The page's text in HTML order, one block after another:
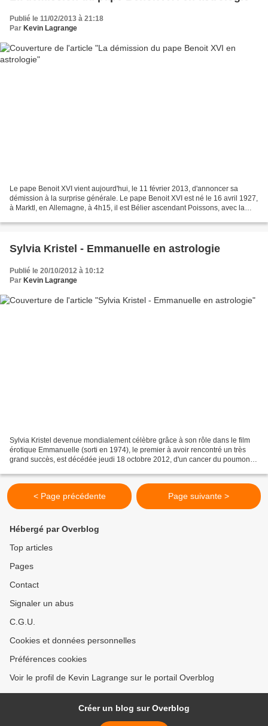
Publié le 11/02/2013 à 21:18
Par Kevin Lagrange
Le pape Benoit XVI vient aujourd'hui, le 11 février 2013, d'annoncer sa
démission à la surprise générale. Le pape Benoit XVI est né le 16 avril 1927,
à Marktl, en Allemagne, à 4h15, il est Bélier ascendant Poissons, avec la
Sylvia Kristel - Emmanuelle en astrologie
Publié le 20/10/2012 à 10:12
Par Kevin Lagrange
Sylvia Kristel devenue mondialement célèbre grâce à son rôle dans le film
érotique Emmanuelle (sorti en 1974), le premier à avoir rencontré un très
grand succès, est décédée jeudi 18 octobre 2012, d'un cancer du poumon.
< Page précédente Page suivante >
Hébergé par Overblog
Top articles
Pages
Contact
Signaler un abus
C.G.U.
Cookies et données personnelles
Préférences cookies
Voir le profil de Kevin Lagrange sur le portail Overblog
Créer un blog sur Overblog